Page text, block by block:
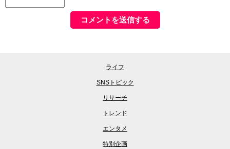
ライフ
SNSトピック
リサーチ
トレンド
エンタメ
特別企画